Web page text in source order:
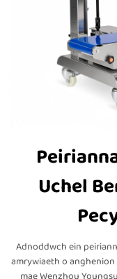
Uchel
Adnoddwch ein
amrywiaeth o